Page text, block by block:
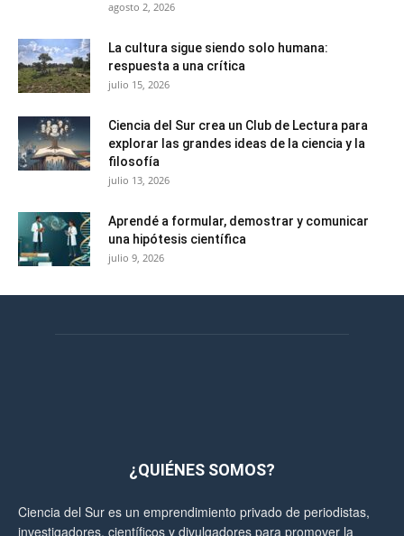
agosto 2, 2026
La cultura sigue siendo solo humana:
respuesta a una crítica
julio 15, 2026
Ciencia del Sur crea un Club de Lectura para
explorar las grandes ideas de la ciencia y la
filosofía
julio 13, 2026
Aprendé a formular, demostrar y comunicar
una hipótesis científica
julio 9, 2026
¿QUIÉNES SOMOS?
Ciencia del Sur es un emprendimiento privado de periodistas,
investigadores, científicos y divulgadores para promover la